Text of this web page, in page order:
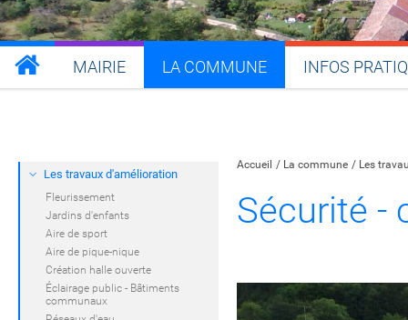
MAIRIE LA COMMUNE INFOS
Accueil La commune Les
Sécurité -
Les travaux d'amélioration
Fleurissement
Jardins d'enfants
Aire de sport
Aire de pique-nique
Création halle ouverte
Éclairage public - Bâtiments
communaux